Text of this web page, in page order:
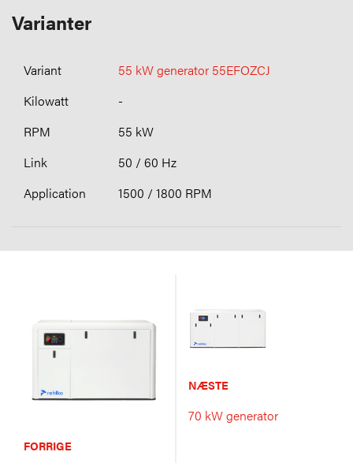
Varianter
55 kW generator 55EFOZCJ
-
55 kW
50 / 60 Hz
1500 / 1800 RPM
FORRIGE
NÆSTE
70 kW generator